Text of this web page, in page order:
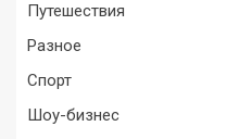
Путешествия
Разное
Спорт
Шоу-бизнес